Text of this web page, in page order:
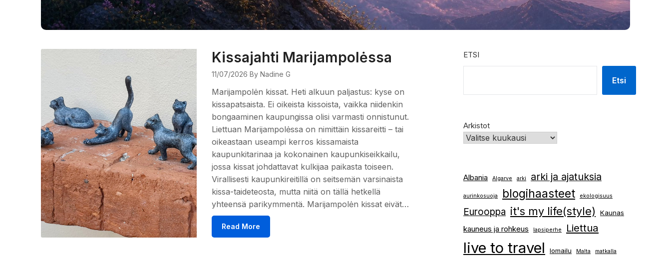
Kissajahti Marijampolėssa
11/07/2026 By Nadine G
Marijampolėn kissat. Heti alkuun paljastus: kyse on
kissapatsaista. Ei oikeista kissoista, vaikka niidenkin
bongaaminen kaupungissa olisi varmasti onnistunut.
Liettuan Marijampolėssa on nimittäin kissareitti – tai
oikeastaan useampi kerros kissamaista
kaupunkitarinaa ja kokonainen kaupunkiseikkailu,
jossa kissat johdattavat kulkijaa paikasta toiseen.
Virallisesti kaupunkireitillä on seitsemän varsinaista
kissa-taideteosta, mutta niitä on tällä hetkellä
yhteensä parikymmentä. Marijampolėn kissat eivät…
Read More
ETSI
Etsi
Arkistot
Albania Algarve arki arki ja ajatuksia
aurinkosuoja blogihaasteet ekologisuus
Eurooppa it's my life(style) Kaunas
kauneus ja rohkeus lapsiperhe Liettua
live to travel lomailu Malta matkalla